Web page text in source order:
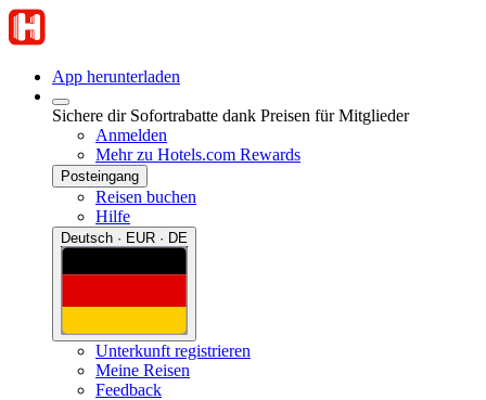
App herunterladen
Sichere dir Sofortrabatte dank Preisen für Mitglieder
Anmelden
Mehr zu Hotels.com Rewards
Posteingang
Reisen buchen
Hilfe
Deutsch · EUR · DE
Unterkunft registrieren
Meine Reisen
Feedback